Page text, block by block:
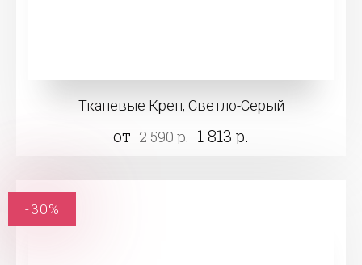
Тканевые Креп, Светло-Серый
от 2 590 р. 1 813 р.
-30%